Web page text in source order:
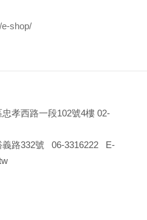
shop/
孝西路一段102號4樓 02-
義路332號 06-3316222 E-